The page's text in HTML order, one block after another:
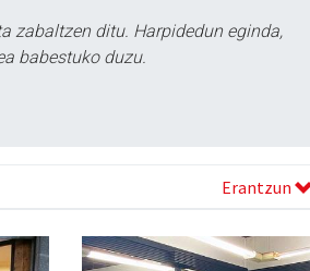
zabaltzen ditu. Harpidedun eginda,
babestuko duzu.
Erantzun